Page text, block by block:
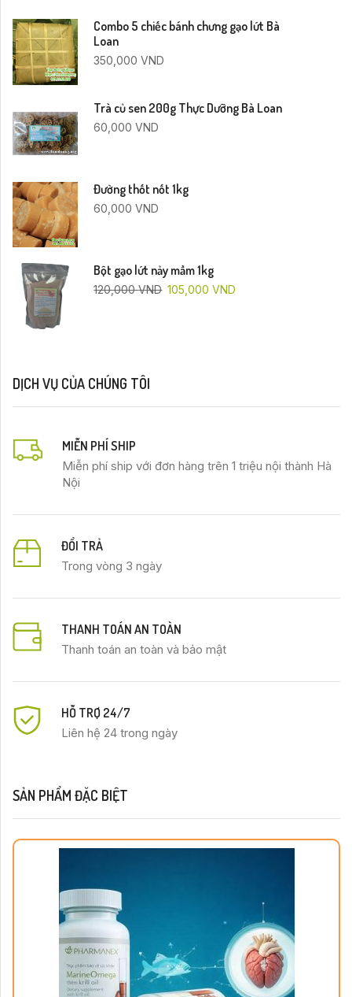
Combo 5 chiếc bánh chưng gạo lứt Bà
Loan
350,000VND
Trà củ sen 200g Thực Dưỡng Bà Loan
60,000VND
Đường thốt nốt 1kg
60,000VND
Bột gạo lứt nảy mầm 1kg
120,000VND 105,000VND
DỊCH VỤ CỦA CHÚNG TÔI
MIỄN PHÍ SHIP
Miễn phí ship với đơn hàng trên 1 triệu nội thành Hà
Nội
ĐỔI TRẢ
Trong vòng 3 ngày
THANH TOÁN AN TOÀN
Thanh toán an toàn và bảo mật
HỖ TRỢ 24/7
Liên hệ 24 trong ngày
SẢN PHẨM ĐẶC BIỆT